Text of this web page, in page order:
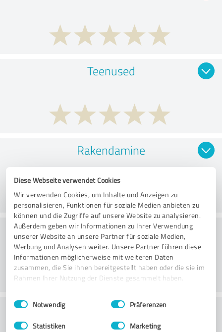
Diese Webseite verwendet Cookies
Wir verwenden Cookies, um Inhalte und Anzeigen zu
personalisieren, Funktionen für soziale Medien anbieten zu
können und die Zugriffe auf unsere Website zu analysieren.
Außerdem geben wir Informationen zu Ihrer Verwendung
unserer Website an unsere Partner für soziale Medien,
Werbung und Analysen weiter. Unsere Partner führen diese
Informationen möglicherweise mit weiteren Daten
zusammen, die Sie ihnen bereitgestellt haben oder die sie im
Rahmen Ihrer Nutzung der Dienste gesammelt haben.
Impressum Datenschutzbestimmungen
Einwilligungsauswahl
Notwendig Präferenzen
Statistiken Marketing
Teenused
Rakendamine
Konsultatsioon
Klienditeenindus